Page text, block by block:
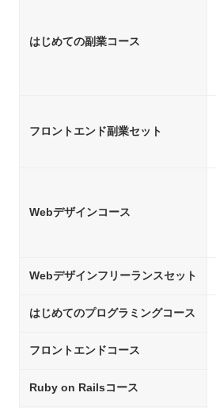
はじめての副業コース
フロントエンド副業セット
Webデザインコース
Webデザインフリーランスセット
はじめてのプログラミングコース
フロントエンドコース
Ruby on Railsコース